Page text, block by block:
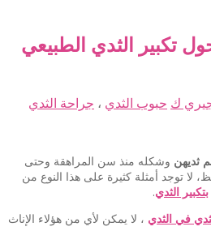
تكبير الثدي الطبيعي
ك حبوب الثدي ، جراحة الثدي
ثديهن وشكله منذ سن المراهقة وحتى
لا توجد أمثلة كثيرة على هذا النوع من
بتكبير الثدي.
في الثدي ، لا يمكن لأي من هؤلاء الإناث